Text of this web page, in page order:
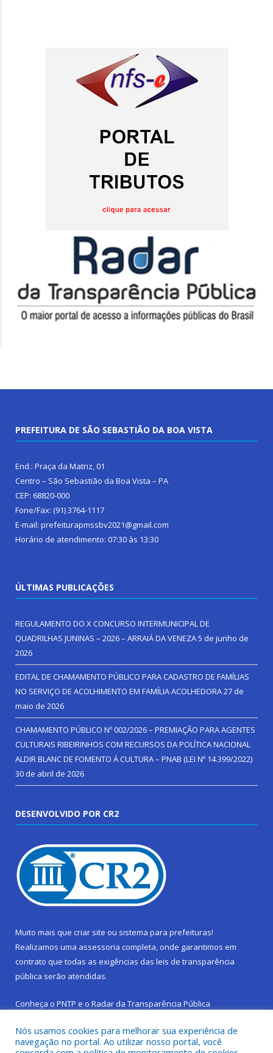
PREFEITURA DE SÃO SEBASTIÃO DA BOA VISTA
End.: Praça da Matriz, 01
Centro – São Sebastião da Boa Vista – PA
CEP: 68820-000
Fone/Fax: (91) 3764-1117
E-mail: prefeiturapmssbv2021@gmail.com
Horário de atendimento: 07:30 às 13:30
ÚLTIMAS PUBLICAÇÕES
REGULAMENTO DO X CONCURSO INTERMUNICIPAL DE
QUADRILHAS JUNINAS – 2026 – ARRAIÁ DA VENEZA5 de junho de
2026
EDITAL DE CHAMAMENTO PÚBLICO PARA CADASTRO DE FAMÍLIAS
NO SERVIÇO DE ACOLHIMENTO EM FAMÍLIA ACOLHEDORA27 de
maio de 2026
CHAMAMENTO PÚBLICO Nº 002/2026 – PREMIAÇÃO PARA AGENTES
CULTURAIS RIBEIRINHOS COM RECURSOS DA POLÍTICA NACIONAL
ALDIR BLANC DE FOMENTO Á CULTURA – PNAB (LEI Nº 14.399/2022)
30 de abril de 2026
DESENVOLVIDO POR CR2
Muito mais que criar site ou sistema para prefeituras!
Realizamos uma assessoria completa, onde garantimos em
contrato que todas as exigências das leis de transparência
pública serão atendidas.
Conheça o PNTP e o Radar da Transparência Pública
Nós usamos cookies para melhorar sua experiência de
navegação no portal. Ao utilizar nosso portal, você